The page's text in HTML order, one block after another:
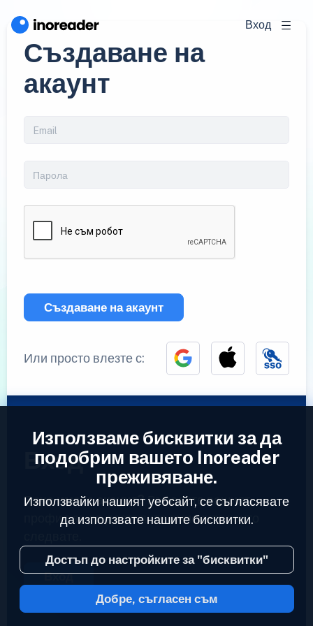
Вход
Създаване на
акаунт
Създаване на акаунт
Или просто влезте с:
Вход
Вече имате акаунт?Въведете вашият
профил за да достъпите емисиите които
Вход
2023 © Inoreader
Използваме бисквитки за да
подобрим вашето Inoreader
преживяване.
Използвайки нашият уебсайт, се съгласявате
да използвате нашите бисквитки.
Достъп до настройките за "бисквитки"
Добре, съгласен съм